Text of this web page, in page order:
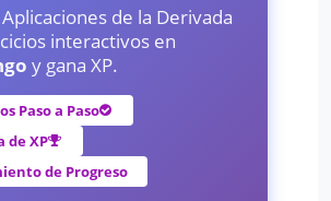
de la Derivada
interactivos en
y gana XP.
Paso a Paso
de XP
de Progreso